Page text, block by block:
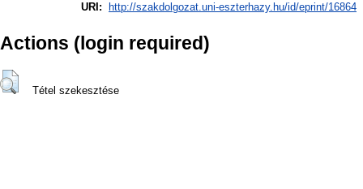
URI:
http://szakdolgozat.uni-eszterhazy.hu/id/eprint/16864
Actions (login required)
Tétel szekesztése